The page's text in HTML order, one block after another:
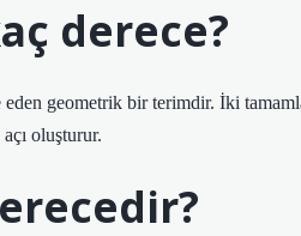
derece?
eden geometrik bir terimdir. İki
oluşturur.